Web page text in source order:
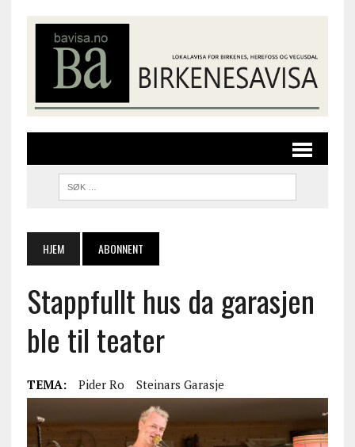
HJEM ABONNENT
Stappfullt hus da garasjen
ble til teater
TEMA: Pider Ro Steinars Garasje